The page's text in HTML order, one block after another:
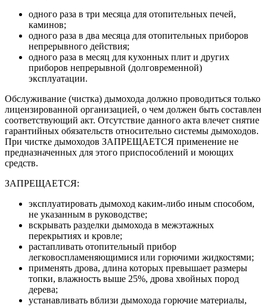
одного раза в три месяца для отопительных печей,
каминов;
одного раза в два месяца для отопительных приборов
непрерывного действия;
одного раза в месяц для кухонных плит и других
приборов непрерывной (долговременной)
эксплуатации.
Обслуживание (чистка) дымохода должно проводиться только
лицензированной организацией, о чем должен быть составлен
соответствующий акт. Отсутствие данного акта влечет снятие
гарантийных обязательств относительно системы дымоходов.
При чистке дымоходов ЗАПРЕЩАЕТСЯ применение не
предназначенных для этого приспособлений и моющих
средств.
ЗАПРЕЩАЕТСЯ:
эксплуатировать дымоход каким-либо иным способом,
не указанным в руководстве;
вскрывать разделки дымохода в межэтажных
перекрытиях и кровле;
растапливать отопительный прибор
легковоспламеняющимися или горючими жидкостями;
применять дрова, длина которых превышает размеры
топки, влажность выше 25%, дрова хвойных пород
дерева;
устанавливать вблизи дымохода горючие материалы,